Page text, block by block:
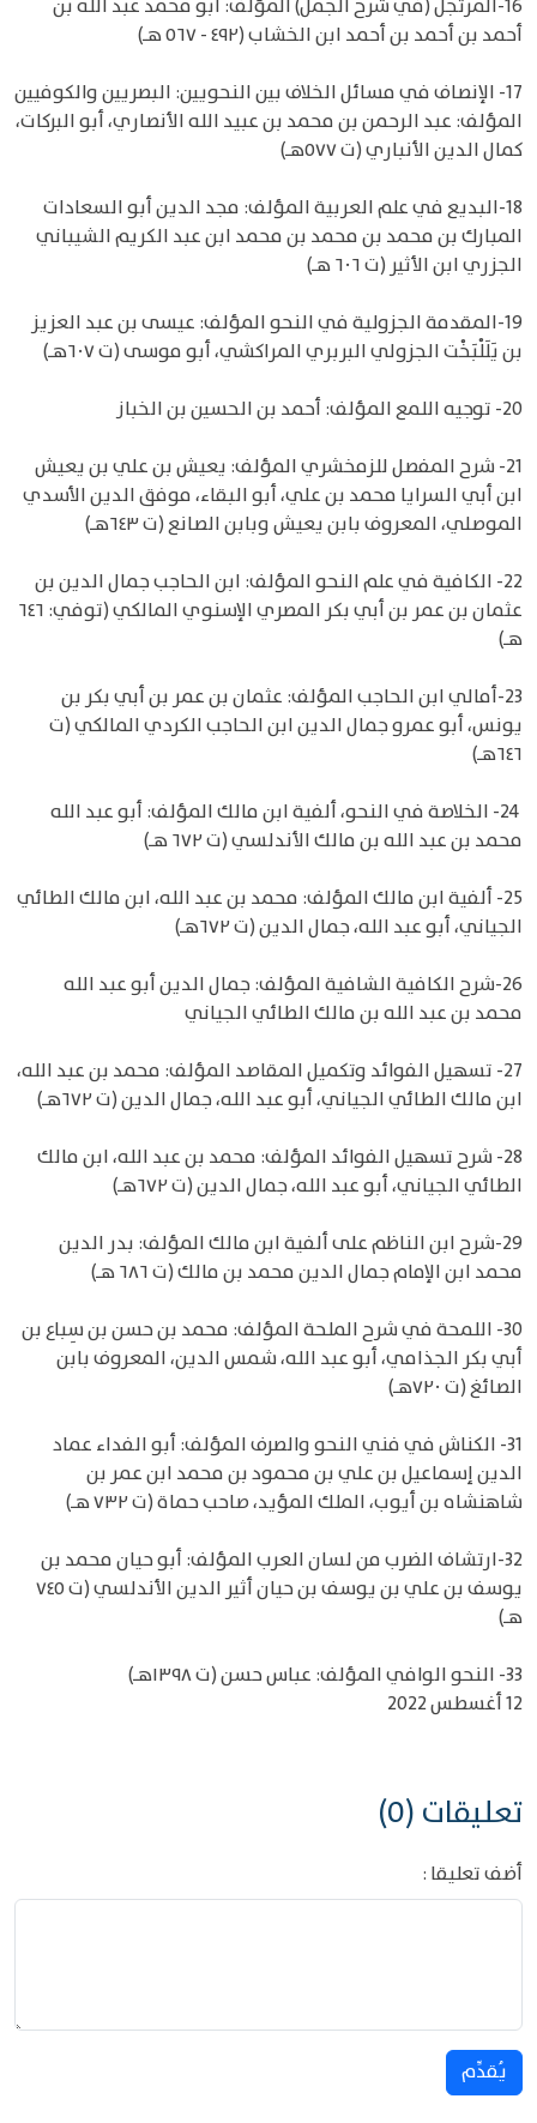
16-المرتجل (في شرح الجمل) المؤلف: أبو محمد عبد الله بن
أحمد بن أحمد بن أحمد ابن الخشاب (٤٩٢ - ٥٦٧ هـ)
17- الإنصاف في مسائل الخلاف بين النحويين: البصريين والكوفيين
المؤلف: عبد الرحمن بن محمد بن عبيد الله الأنصاري، أبو البركات،
كمال الدين الأنباري (ت ٥٧٧هـ)
18-البديع في علم العربية المؤلف: مجد الدين أبو السعادات
المبارك بن محمد بن محمد بن محمد ابن عبد الكريم الشيباني
الجزري ابن الأثير (ت ٦٠٦ هـ)
19-المقدمة الجزولية في النحو المؤلف: عيسى بن عبد العزيز
بن يَلَلْبَخْت الجزولي البربري المراكشي، أبو موسى (ت ٦٠٧هـ)
20- توجيه اللمع المؤلف: أحمد بن الحسين بن الخباز
21- شرح المفصل للزمخشري المؤلف: يعيش بن علي بن يعيش
ابن أبي السرايا محمد بن علي، أبو البقاء، موفق الدين الأسدي
الموصلي، المعروف بابن يعيش وبابن الصانع (ت ٦٤٣هـ)
22- الكافية في علم النحو المؤلف: ابن الحاجب جمال الدين بن
عثمان بن عمر بن أبي بكر المصري الإسنوي المالكي (توفي: ٦٤٦
هـ)
23-أمالي ابن الحاجب المؤلف: عثمان بن عمر بن أبي بكر بن
يونس، أبو عمرو جمال الدين ابن الحاجب الكردي المالكي (ت
٦٤٦هـ)
24- الخلاصة في النحو، ألفية ابن مالك المؤلف: أبو عبد الله
محمد بن عبد الله بن مالك الأندلسي (ت ٦٧٢ هـ)
25- ألفية ابن مالك المؤلف: محمد بن عبد الله، ابن مالك الطائي
الجياني، أبو عبد الله، جمال الدين (ت ٦٧٢هـ)
26-شرح الكافية الشافية المؤلف: جمال الدين أبو عبد الله
محمد بن عبد الله بن مالك الطائي الجياني
27- تسهيل الفوائد وتكميل المقاصد المؤلف: محمد بن عبد الله،
ابن مالك الطائي الجياني، أبو عبد الله، جمال الدين (ت ٦٧٢هـ)
28- شرح تسهيل الفوائد المؤلف: محمد بن عبد الله، ابن مالك
الطائي الجياني، أبو عبد الله، جمال الدين (ت ٦٧٢هـ)
29-شرح ابن الناظم على ألفية ابن مالك المؤلف: بدر الدين
محمد ابن الإمام جمال الدين محمد بن مالك (ت ٦٨٦ هـ)
30- اللمحة في شرح الملحة المؤلف: محمد بن حسن بن سِباع بن
أبي بكر الجذامي، أبو عبد الله، شمس الدين، المعروف بابن
الصائغ (ت ٧٢٠هـ)
31- الكناش في فني النحو والصرف المؤلف: أبو الفداء عماد
الدين إسماعيل بن علي بن محمود بن محمد ابن عمر بن
شاهنشاه بن أيوب، الملك المؤيد، صاحب حماة (ت ٧٣٢ هـ)
32-ارتشاف الضرب من لسان العرب المؤلف: أبو حيان محمد بن
يوسف بن علي بن يوسف بن حيان أثير الدين الأندلسي (ت ٧٤٥
هـ)
33- النحو الوافي المؤلف: عباس حسن (ت ١٣٩٨هـ)
12 أغسطس 2022
تعليقات (0)
أضف تعليقا :
يُقدِّم